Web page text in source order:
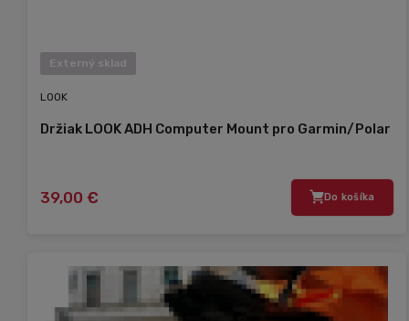
Externý sklad
LOOK
Držiak LOOK ADH Computer Mount pro Garmin/Polar
39,00 € Do košíka